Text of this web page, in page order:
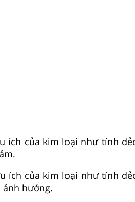
ích của kim loại như tính
.
ích của kim loại như tính
ảnh hưởng.